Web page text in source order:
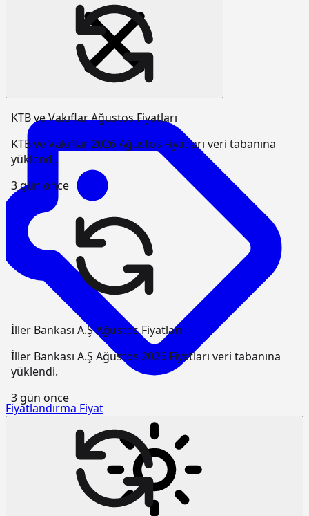
Fiyatlandırma Fiyat
KTB ve Vakıflar Ağustos Fiyatları
KTB ve Vakıflar 2026 Ağustos Fiyatları veri tabanına
yüklendi.
3 gün önce
İller Bankası A.Ş Ağustos Fiyatları
İller Bankası A.Ş Ağustos 2026 Fiyatları veri tabanına
yüklendi.
3 gün önce